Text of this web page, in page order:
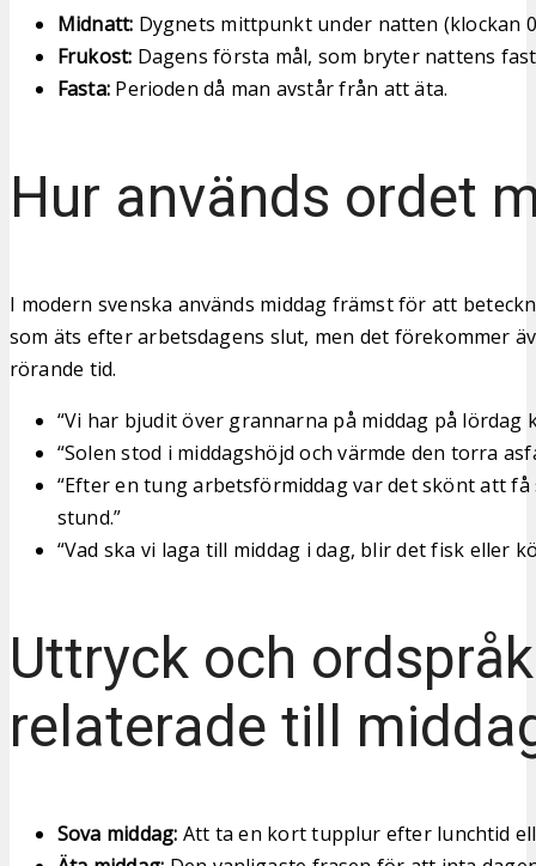
Midnatt: Dygnets mittpunkt under natten (klockan
Frukost: Dagens första mål, som bryter nattens
Fasta:Perioden då man avstår från att äta.
Hur används ordet
I modern svenska används middag främst för att
som äts efter arbetsdagens slut, men det förekommer
rörande tid.
“Vi har bjudit över grannarna på middag på lördag
“Solen stod i middagshöjd och värmde den torra
“Efter en tung arbetsförmiddag var det skönt att få
stund.”
“Vad ska vi laga till middag i dag, blir det fisk eller
Uttryck och ordspråk
relaterade till
Sova middag: Att ta en kort tupplur efter lunchtid